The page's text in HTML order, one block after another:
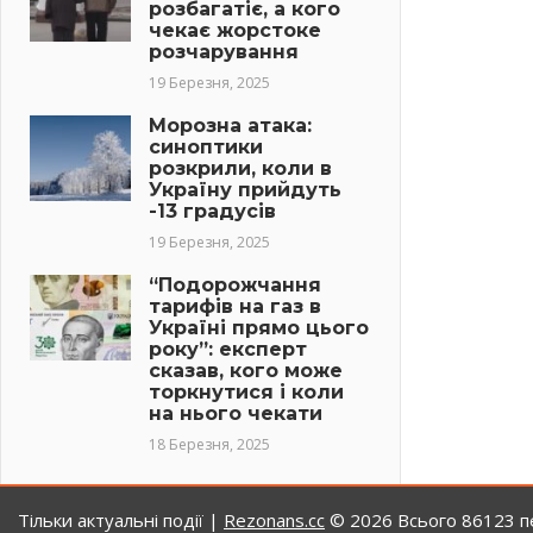
розбагатіє, а кого
чекає жорстоке
розчарування
19 Березня, 2025
Морозна атака:
синоптики
розкрили, коли в
Україну прийдуть
-13 градусів
19 Березня, 2025
“Подорожчання
тарифів на газ в
Україні прямо цього
року”: експерт
сказав, кого може
торкнутися і коли
на нього чекати
18 Березня, 2025
Тільки актуальні події | Rezonans.сс © 2026 Всього 86123